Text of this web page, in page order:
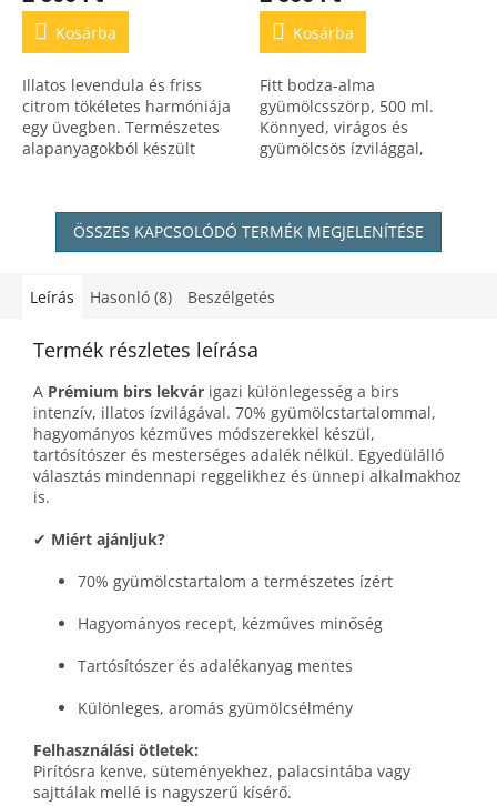
Kosárba
Illatos levendula és friss
citrom tökéletes harmóniája
egy üvegben. Természetes
alapanyagokból készült
Kosárba
Fitt bodza-alma
gyümölcsszörp, 500 ml.
Könnyed, virágos és
gyümölcsös ízvilággal,
ÖSSZES KAPCSOLÓDÓ TERMÉK MEGJELENÍTÉSE
Leírás Hasonló (8) Beszélgetés
Termék részletes leírása
A Prémium birs lekvár igazi különlegesség a birs
intenzív, illatos ízvilágával. 70% gyümölcstartalommal,
hagyományos kézműves módszerekkel készül,
tartósítószer és mesterséges adalék nélkül. Egyedülálló
választás mindennapi reggelikhez és ünnepi alkalmakhoz
is.
✔ Miért ajánljuk?
70% gyümölcstartalom a természetes ízért
Hagyományos recept, kézműves minőség
Tartósítószer és adalékanyag mentes
Különleges, aromás gyümölcsélmény
Felhasználási ötletek:
Pirítósra kenve, süteményekhez, palacsintába vagy
sajttálak mellé is nagyszerű kísérő.